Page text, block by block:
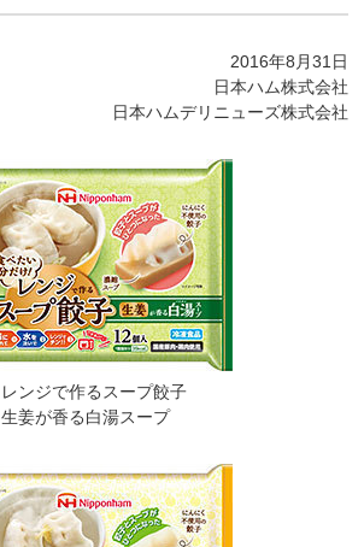
2016年8月31日
日本ハム株式会社
日本ハムデリニューズ株式会社
レンジで作るスープ餃子
生姜が香る白湯スープ